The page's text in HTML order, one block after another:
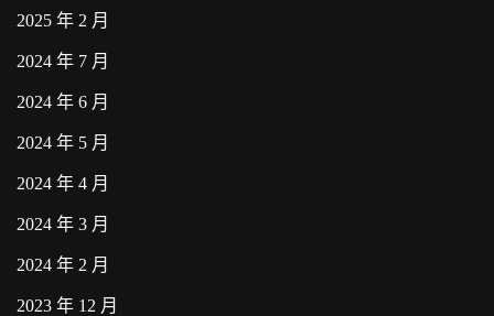
2025 年 2 月
2024 年 7 月
2024 年 6 月
2024 年 5 月
2024 年 4 月
2024 年 3 月
2024 年 2 月
2023 年 12 月